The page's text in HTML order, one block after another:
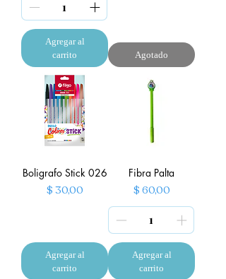
Agregar al
carrito
Agotado
Boligrafo Stick 026
Precio
$ 30,00
Agregar al
carrito
Fibra Palta
Precio
$ 60,00
Agregar al
carrito